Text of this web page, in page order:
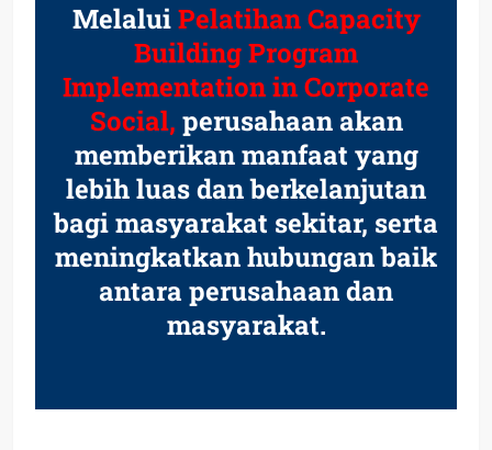
MelaluiPelatihan Capacity
Building Program
Implementation in Corporate
Social, perusahaan akan
memberikan manfaat yang
lebih luas dan berkelanjutan
bagi masyarakat sekitar, serta
meningkatkan hubungan baik
antara perusahaan dan
masyarakat.